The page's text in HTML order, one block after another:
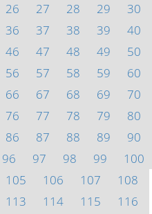
26 27 28 29
30
36 37 38 39
40
46 47 48 49
50
56 57 58 59
60
66 67 68 69
70
76 77 78 79
80
86 87 88 89
90
96 97 98 99
100
105 106 107
108
113 114 115
116